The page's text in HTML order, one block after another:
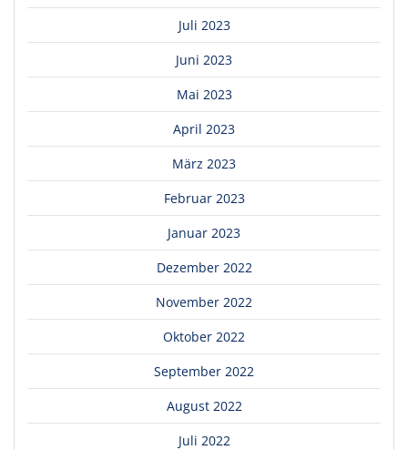
Juli 2023
Juni 2023
Mai 2023
April 2023
März 2023
Februar 2023
Januar 2023
Dezember 2022
November 2022
Oktober 2022
September 2022
August 2022
Juli 2022